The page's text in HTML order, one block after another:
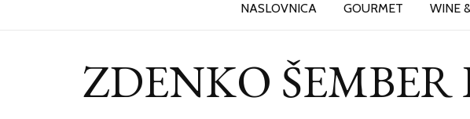
NASLOVNICA GOURMET WINE
ZDENKO ŠEMBER